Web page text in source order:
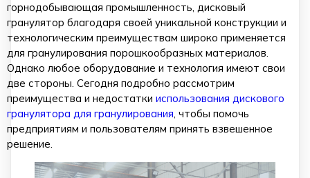
горнодобывающая промышленность, дисковый
гранулятор благодаря своей уникальной конструкции и
технологическим преимуществам широко применяется
для гранулирования порошкообразных материалов.
Однако любое оборудование и технология имеют свои
две стороны. Сегодня подробно рассмотрим
преимущества и недостатки использования дискового
гранулятора для гранулирования, чтобы помочь
предприятиям и пользователям принять взвешенное
решение.